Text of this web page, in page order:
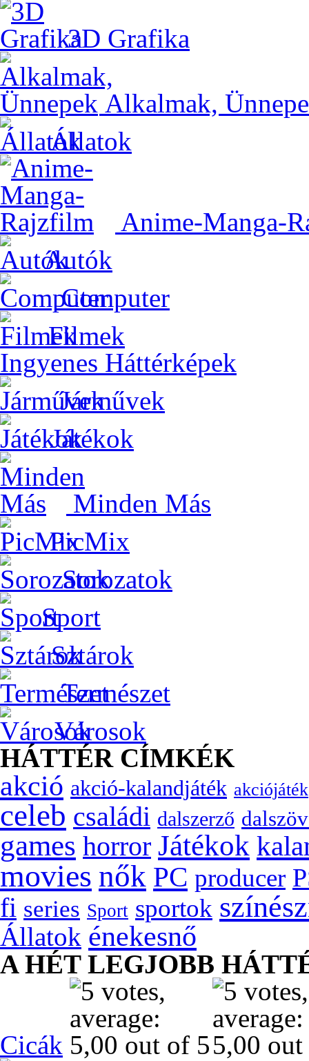
3D Grafika
Alkalmak,
Állatok
Anime-Manga-
Autók
Computer
Filmek
Ingyenes Háttérképek
Járművek
Játékok
Minden Más
PicMix
Sorozatok
Sport
Sztárok
Természet
Városok
HÁTTÉR CÍMKÉK
akció akció-kalandjáték akciójáték
celeb családi dalszerző
games horror Játékok
movies nők PC producer
fi series Sport sportok
Állatok énekesnő
A HÉT LEGJOBB
Cicák